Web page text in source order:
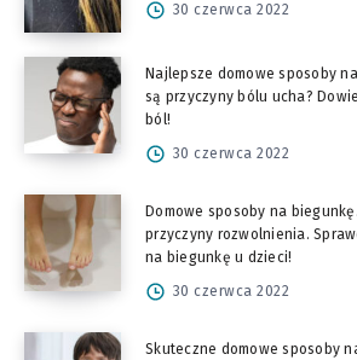
30 czerwca 2022
Najlepsze domowe sposoby
są przyczyny bólu ucha?
ból!
30 czerwca 2022
Domowe sposoby na
przyczyny rozwolnienia.
na biegunkę u dzieci!
30 czerwca 2022
Skuteczne domowe sposoby